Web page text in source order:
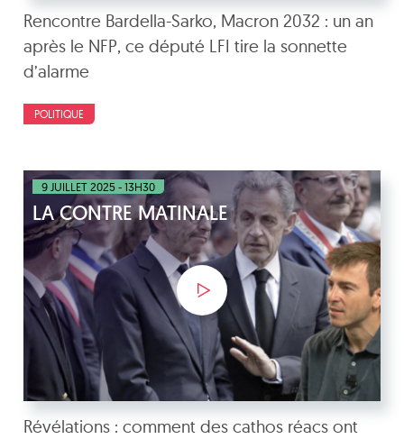
Rencontre Bardella-Sarko, Macron 2032 : un an
après le NFP, ce député LFI tire la sonnette
d’alarme
POLITIQUE
9 JUILLET 2025 - 13H30
LA CONTRE MATINALE
Révélations : comment des cathos réacs ont